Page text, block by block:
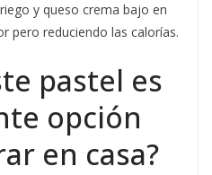
y queso crema bajo en
pero reduciendo las calorías.
pastel es
opción
en casa?